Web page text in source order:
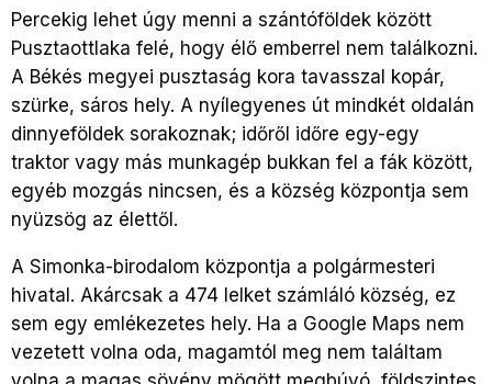
Percekig lehet úgy menni a szántóföldek között
Pusztaottlaka felé, hogy élő emberrel nem találkozni.
A Békés megyei pusztaság kora tavasszal kopár,
szürke, sáros hely. A nyílegyenes út mindkét oldalán
dinnyeföldek sorakoznak; időről időre egy-egy
traktor vagy más munkagép bukkan fel a fák között,
egyéb mozgás nincsen, és a község központja sem
nyüzsög az élettől.
A Simonka-birodalom központja a polgármesteri
hivatal. Akárcsak a 474 lelket számláló község, ez
sem egy emlékezetes hely. Ha a Google Maps nem
vezetett volna oda, magamtól meg nem találtam